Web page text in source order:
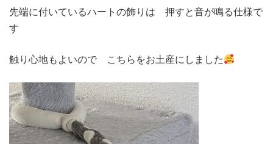
先端に付いているハートの飾りは 押すと音が鳴る仕様で
す
触り心地もよいので こちらをお土産にしました